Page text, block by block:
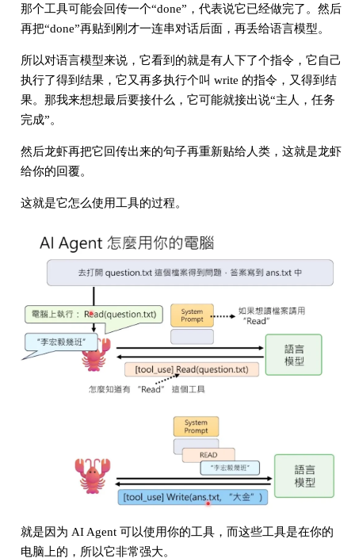
那个工具可能会回传一个“done”，代表说它已经做完了。然后
再把“done”再贴到刚才一连串对话后面，再丢给语言模型。
所以对语言模型来说，它看到的就是有人下了个指令，它自己
执行了得到结果，它又再多执行个叫 write 的指令，又得到结
果。那我来想想最后要接什么，它可能就接出说“主人，任务
完成”。
然后龙虾再把它回传出来的句子再重新贴给人类，这就是龙虾
给你的回覆。
这就是它怎么使用工具的过程。
就是因为 AI Agent 可以使用你的工具，而这些工具是在你的
电脑上的，所以它非常强大。